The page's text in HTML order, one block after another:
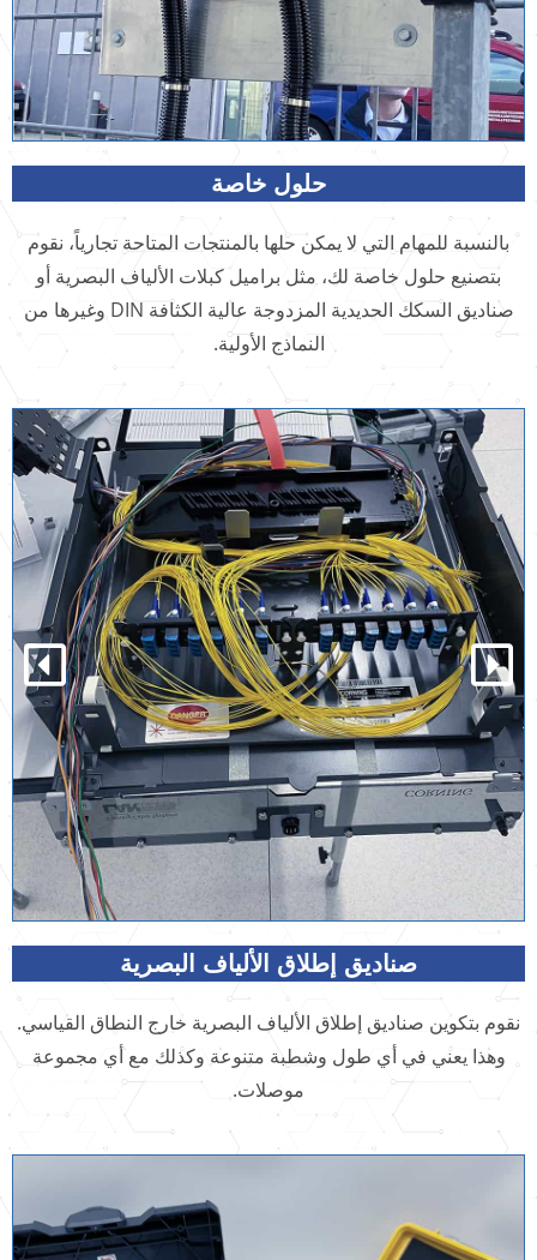
حلول خاصة
بالنسبة للمهام التي لا يمكن حلها بالمنتجات المتاحة تجارياً، نقوم
بتصنيع حلول خاصة لك، مثل براميل كبلات الألياف البصرية أو
صناديق السكك الحديدية المزدوجة عالية الكثافة DIN وغيرها من
النماذج الأولية.
صناديق إطلاق الألياف البصرية
نقوم بتكوين صناديق إطلاق الألياف البصرية خارج النطاق القياسي.
وهذا يعني في أي طول وشطبة متنوعة وكذلك مع أي مجموعة
موصلات.